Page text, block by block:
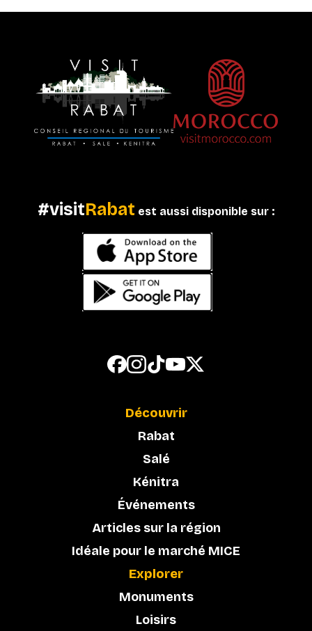
#visitRabat est aussi disponible sur :
Découvrir
Rabat
Salé
Kénitra
Événements
Articles sur la région
Idéale pour le marché MICE
Explorer
Monuments
Loisirs